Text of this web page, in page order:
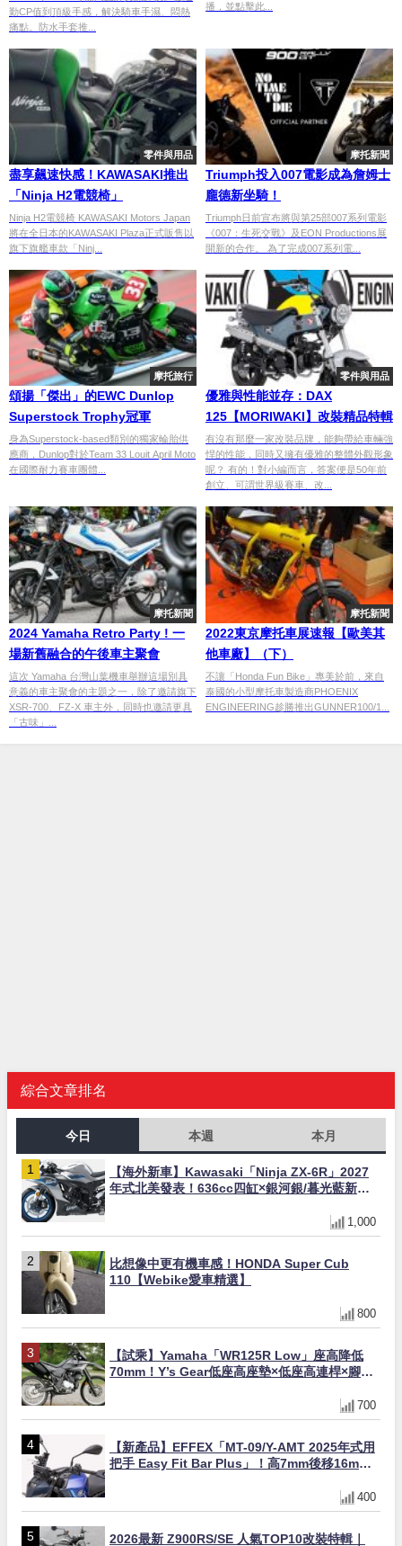
勤CP值到頂級手感，解決騎車手濕、悶熱
痛點。防水手套推...
播，並點擊此...
零件與用品
盡享飆速快感！KAWASAKI推出
「Ninja H2電競椅」
Ninja H2電競椅 KAWASAKI Motors Japan
將在全日本的KAWASAKI Plaza正式販售以
旗下旗艦車款「Ninj...
摩托新聞
Triumph投入007電影成為詹姆士
龐德新坐騎！
Triumph日前宣布將與第25部007系列電影
《007：生死交戰》及EON Productions展
開新的合作。 為了完成007系列電...
摩托旅行
頌揚「傑出」的EWC Dunlop
Superstock Trophy冠軍
身為Superstock-based類別的獨家輪胎供
應商，Dunlop對於Team 33 Louit April Moto
在國際耐力賽車團體...
零件與用品
優雅與性能並存：DAX
125【MORIWAKI】改裝精品特輯
有沒有那麼一家改裝品牌，能夠帶給車輛強
悍的性能，同時又擁有優雅的整體外觀形象
呢？ 有的！對小編而言，答案便是50年前
創立、可謂世界級賽車、改...
摩托新聞
2024 Yamaha Retro Party ! 一
場新舊融合的午後車主聚會
這次 Yamaha 台灣山葉機車舉辦這場別具
意義的車主聚會的主題之一，除了邀請旗下
XSR-700、FZ-X 車主外，同時也邀請更具
「古味」...
摩托新聞
2022東京摩托車展速報【歐美其
他車廠】（下）
不讓「Honda Fun Bike」專美於前，來自
泰國的小型摩托車製造商PHOENIX
ENGINEERING趁勝推出GUNNER100/1...
綜合文章排名
今日 本週 本月
【海外新車】Kawasaki「Ninja ZX-6R」2027
年式北美發表！636cc四缸×銀河銀/暮光藍新色
1,000
比想像中更有機車感！HONDA Super Cub
110【Webike愛車精選】
800
【試乘】Yamaha「WR125R Low」座高降低
70mm！Y’s Gear低座高座墊×低座高連桿×腳踏
700
【新產品】EFFEX「MT-09/Y-AMT 2025年式用
把手 Easy Fit Bar Plus」！高7mm後移16mm
400
2026最新 Z900RS/SE 人氣TOP10改裝特輯｜